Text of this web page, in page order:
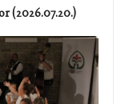
(2026.07.20.)